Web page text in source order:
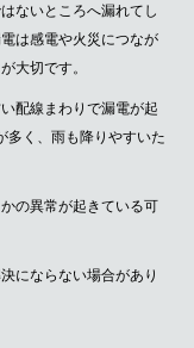
ないところへ漏れてし
は感電や火災につなが
大切です。
配線まわりで漏電が起
多く、雨も降りやすいた
の異常が起きている可
にならない場合があり